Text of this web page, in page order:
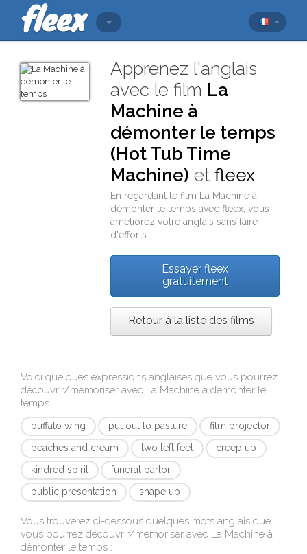
Apprenez l'anglais
avec le film La
Machine à
démonter le temps
(Hot Tub Time
Machine) etfleex
En regardant le film
La Machine à
démonter le temps avecfleex , vous
améliorez votre anglais sans faire
d'efforts.
Essayer fleex
gratuitement
Retour à la liste des films
Voici quelques expressions anglaises que vous pourrez
découvrir/mémoriser avec La Machine à démonter le
temps :
buffalo wing put out to pasture
film projector
peaches and cream
two left feet
creep up
kindred spirit
funeral parlor
public presentation
shape up
Vous trouverez ci-dessous quelques mots anglais que
vous pourrez découvrir/mémoriser avec La Machine à
démonter le temps :